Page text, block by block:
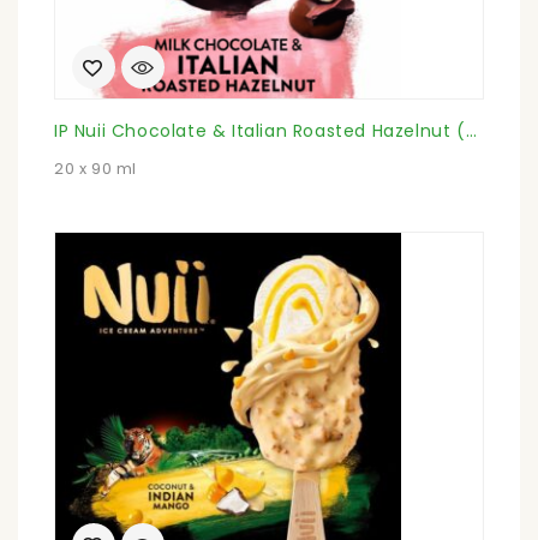
IP Nuii Chocolate & Italian Roasted Hazelnut (Karton)
20 x 90 ml